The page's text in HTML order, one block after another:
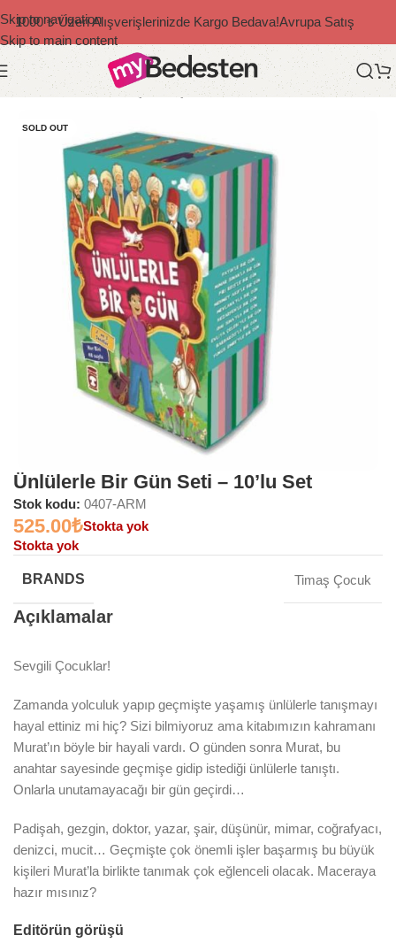
Skip to navigation
Skip to main content
1000 ₺ Üzeri Alışverişlerinizde Kargo Bedava!Avrupa Satış
Ana Sayfa Bedesten Çocuk Çocuk Kitapları
SOLD OUT
Ünlülerle Bir Gün Seti – 10’lu Set
Stok kodu: 0407-ARM
525.00₺Stokta yok
Stokta yok
BRANDS Timaş Çocuk
Açıklamalar
Sevgili Çocuklar!
Zamanda yolculuk yapıp geçmişte yaşamış ünlülerle tanışmayı
hayal ettiniz mi hiç? Sizi bilmiyoruz ama kitabımızın kahramanı
Murat’ın böyle bir hayali vardı. O günden sonra Murat, bu
anahtar sayesinde geçmişe gidip istediği ünlülerle tanıştı.
Onlarla unutamayacağı bir gün geçirdi…
Padişah, gezgin, doktor, yazar, şair, düşünür, mimar, coğrafyacı,
denizci, mucit… Geçmişte çok önemli işler başarmış bu büyük
kişileri Murat’la birlikte tanımak çok eğlenceli olacak. Maceraya
hazır mısınız?
Editörün görüşü